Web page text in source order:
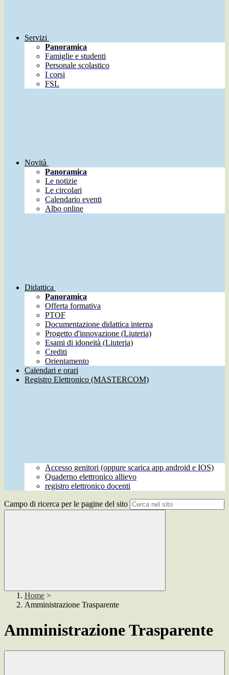
Servizi
Panoramica
Famiglie e studenti
Personale scolastico
I corsi
FSL
Novità
Panoramica
Le notizie
Le circolari
Calendario eventi
Albo online
Didattica
Panoramica
Offerta formativa
PTOF
Documentazione didattica interna
Progetto d'innovazione (Liuteria)
Esami di idoneità (Liuteria)
Crediti
Orientamento
Calendari e orari
Registro Elettronico (MASTERCOM)
Accesso genitori (oppure scarica app android e IOS)
Quaderno elettronico allievo
registro elettronico docenti
Campo di ricerca per le pagine del sito
Home >
Amministrazione Trasparente
Amministrazione Trasparente